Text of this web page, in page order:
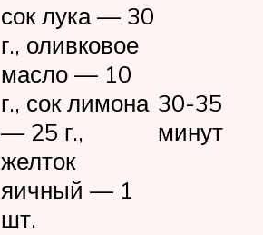
сок лука — 30
г., оливковое
масло — 10
г., сок лимона
— 25 г.,
желток
яичный — 1
шт.
30-35
минут